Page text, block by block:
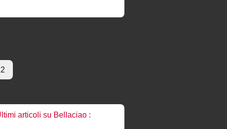
articoli su Bellaciao :